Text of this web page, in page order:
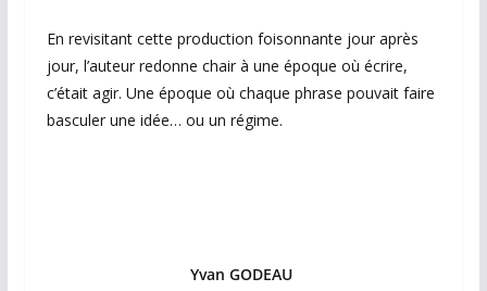
En revisitant cette production foisonnante jour après
jour, l’auteur redonne chair à une époque où écrire,
c’était agir. Une époque où chaque phrase pouvait faire
basculer une idée… ou un régime.
Yvan GODEAU